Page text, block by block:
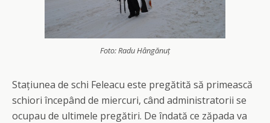
Foto: Radu Hângănuț
Stațiunea de schi Feleacu este pregătită să primească
schiori începând de miercuri, când administratorii se
ocupau de ultimele pregătiri. De îndată ce zăpada va